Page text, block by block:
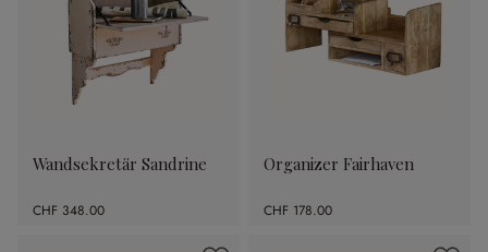
Wandsekretär Sandrine
CHF 348.00
Organizer Fairhaven
CHF 178.00